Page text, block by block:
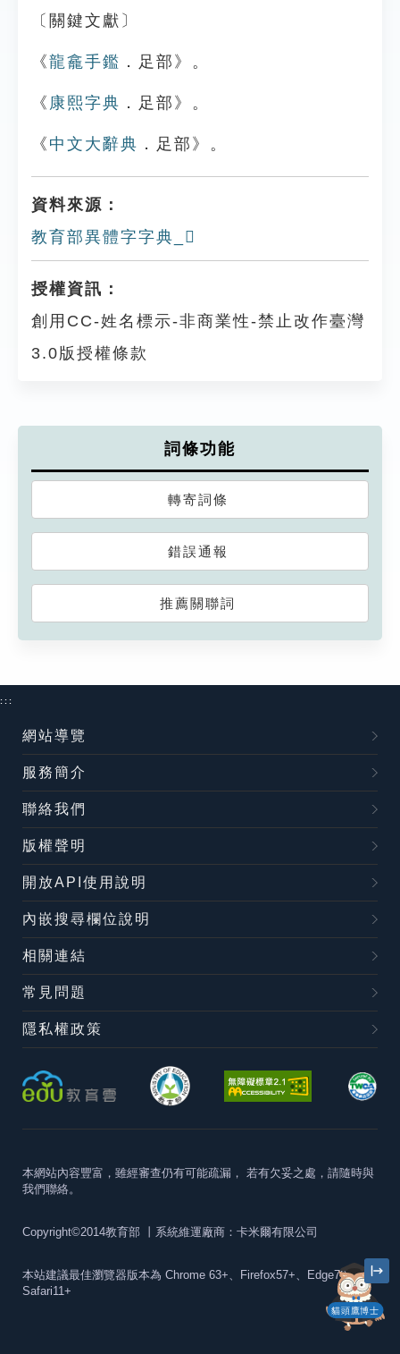
〔關鍵文獻〕
《龍龕手鑑 ．足部》。
《 康熙字典 ．足部》。
《 中文大辭典 ．足部》。
資料來源：
教育部異體字字典_𨇚
授權資訊：
創用CC-姓名標示-非商業性-禁止改作臺灣
3.0版授權條款
詞條功能
轉寄詞條
錯誤通報
推薦關聯詞
貓頭鷹博士
:::
網站導覽
服務簡介
聯絡我們
版權聲明
開放API使用說明
內嵌搜尋欄位說明
相關連結
常見問題
隱私權政策
本網站內容豐富，雖經審查仍有可能疏漏， 若有欠妥之處，請隨時與
我們聯絡。
Copyright©2014教育部 丨系統維運廠商：卡米爾有限公司
本站建議最佳瀏覽器版本為 Chrome 63+、Firefox57+、Edge79+及
Safari11+